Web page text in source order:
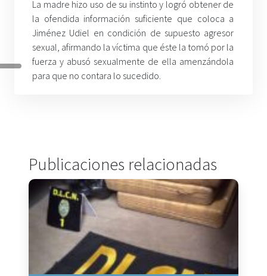
La madre hizo uso de su instinto y logró obtener de
la ofendida información suficiente que coloca a
Jiménez Udiel en condición de supuesto agresor
sexual, afirmando la víctima que éste la tomó por la
fuerza y abusó sexualmente de ella amenzándola
para que no contara lo sucedido.
Publicaciones relacionadas